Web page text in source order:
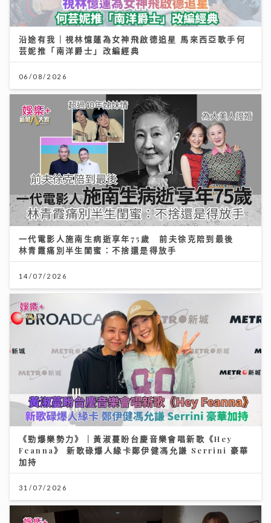
沿途有我｜視林憶蓮為女神飛啟德追星 馬來西亞歌手何
芸妮推「南洋爵士」改編經典
06/08/2026
一代電影人施南生病逝享年75歲 前夫徐克陪到最後
林青霞痛別半生閨蜜：不捨還是得放手
14/07/2026
《勁爆樂勢力》｜黃淑蔓盼台慶音樂會唱新歌《Hey
Feanna》 新歌碌爆人緣卡鄭伊健馮允謙 Serrini 豪華
加持
31/07/2026